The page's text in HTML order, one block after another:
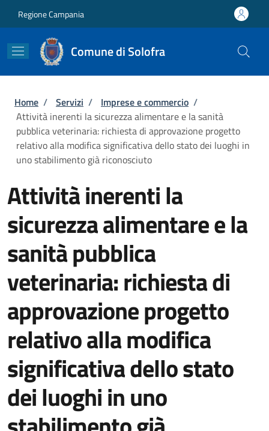
Regione Campania
Comune di Solofra
Briciole di pane
Home / Servizi / Imprese e commercio /
Attività inerenti la sicurezza alimentare e la sanità
pubblica veterinaria: richiesta di approvazione progetto
relativo alla modifica significativa dello stato dei luoghi in
uno stabilimento già riconosciuto
Attività inerenti la
sicurezza alimentare e la
sanità pubblica
veterinaria: richiesta di
approvazione progetto
relativo alla modifica
significativa dello stato
dei luoghi in uno